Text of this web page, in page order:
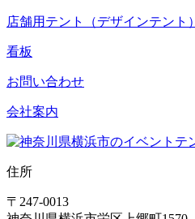
店舗用テント（デザインテント）
看板
お問い合わせ
会社案内
住所
〒247-0013